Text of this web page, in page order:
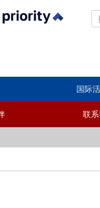
国际
联